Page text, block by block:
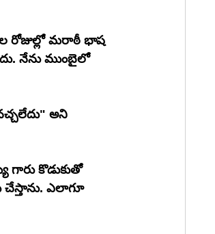
రోజుల్లో మరాఠీ భాష
నేను ముంబైలో
అని
కొడుకుతో
చేస్తాను. ఎలాగూ